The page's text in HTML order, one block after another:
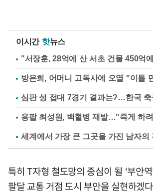
이시간 핫뉴스
"서장훈, 28억에 산 서초 건물 450억
방은희, 어머니 고독사에 오열 "이틀
심판 성 접대 7경기 결과는?…한국 축
응팔 최성원, 백혈병 재발…"죽게 하
특히 T자형 철도망의 중심이 될 ‘부안
팔달 교통 거점 도시 부안을 실현하겠